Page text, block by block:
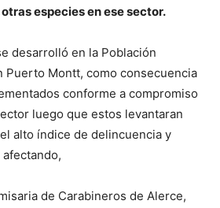
especies en ese sector.
desarrolló en la Población
Puerto Montt, como consecuencia
conforme a compromiso
luego que estos levantaran
alto índice de delincuencia y
de Carabineros de Alerce,